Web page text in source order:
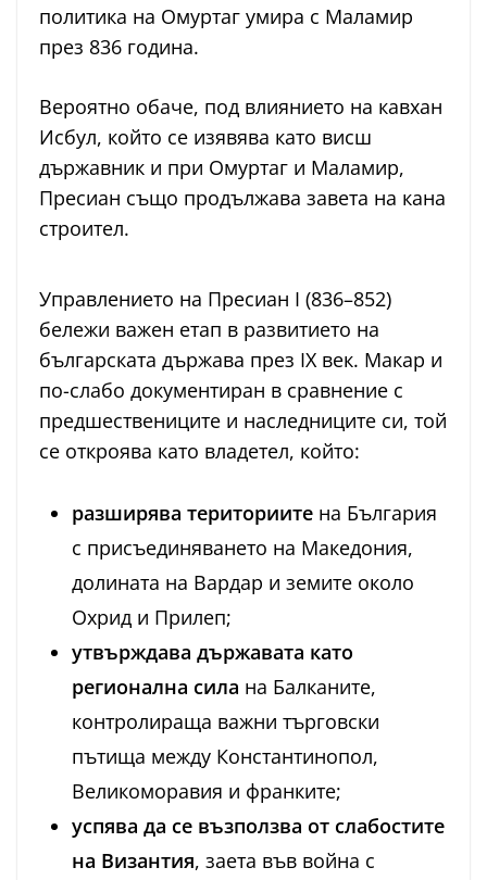
политика на Омуртаг умира с Маламир
през 836 година.
Вероятно обаче, под влиянието на кавхан
Исбул, който се изявява като висш
държавник и при Омуртаг и Маламир,
Пресиан също продължава завета на кана
строител.
Управлението на Пресиан I (836–852)
бележи важен етап в развитието на
българската държава през IX век. Макар и
по-слабо документиран в сравнение с
предшествениците и наследниците си, той
се откроява като владетел, който:
разширява териториите на България
с присъединяването на Македония,
долината на Вардар и земите около
Охрид и Прилеп;
утвърждава държавата като
регионална сила на Балканите,
контролираща важни търговски
пътища между Константинопол,
Великоморавия и франките;
успява да се възползва от слабостите
на Византия, заета във война с